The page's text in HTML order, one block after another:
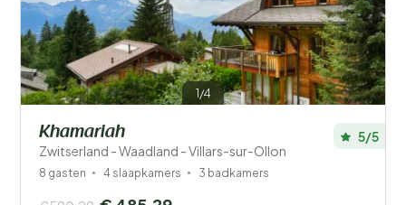
Je vakantie
Kies reisdata en je gezelschap
Filters opslaan
1/4
Khamariah
Zwitserland - Waadland - Villars-sur-Ollon
5/5
8 gasten 4 slaapkamers 3 badkamers